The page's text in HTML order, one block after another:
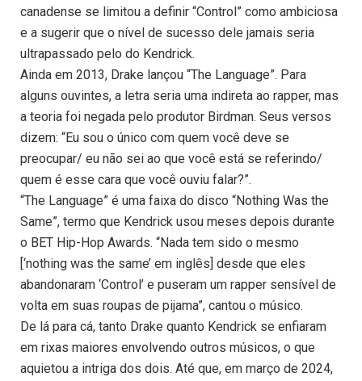
canadense se limitou a definir “Control” como ambiciosa
e a sugerir que o nível de sucesso dele jamais seria
ultrapassado pelo do Kendrick.
Ainda em 2013, Drake lançou “The Language”. Para
alguns ouvintes, a letra seria uma indireta ao rapper, mas
a teoria foi negada pelo produtor Birdman. Seus versos
dizem: “Eu sou o único com quem você deve se
preocupar/ eu não sei ao que você está se referindo/
quem é esse cara que você ouviu falar?”.
“The Language” é uma faixa do disco “Nothing Was the
Same”, termo que Kendrick usou meses depois durante
o BET Hip-Hop Awards. “Nada tem sido o mesmo
[‘nothing was the same’ em inglês] desde que eles
abandonaram ‘Control’ e puseram um rapper sensível de
volta em suas roupas de pijama”, cantou o músico.
De lá para cá, tanto Drake quanto Kendrick se enfiaram
em rixas maiores envolvendo outros músicos, o que
aquietou a intriga dos dois. Até que, em março de 2024,